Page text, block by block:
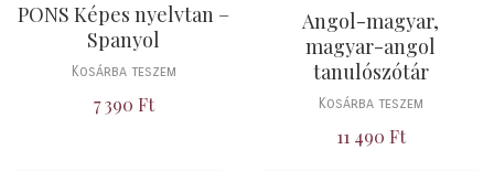
PONS Képes nyelvtan –
Spanyol
Kosárba teszem
7 390 Ft
Angol-magyar,
magyar-angol
tanulószótár
Kosárba teszem
11 490 Ft